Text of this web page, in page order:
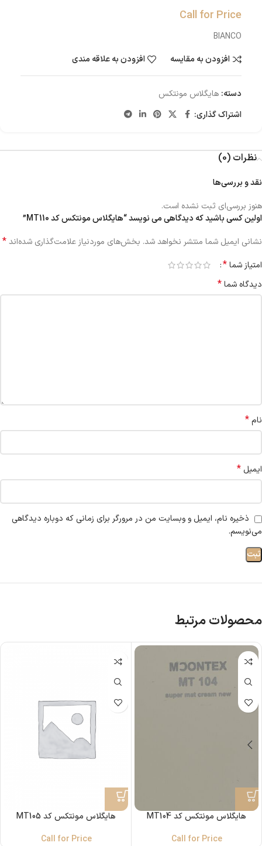
Call for Price
BIANCO
افزودن به مقایسه
افزودن به علاقه مندی
دسته: هایگلاس مونتکس
اشتراک گذاری:
نظرات (0)
نقد و بررسی‌ها
هنوز بررسی‌ای ثبت نشده است.
اولین کسی باشید که دیدگاهی می نویسد “هایگلاس مونتکس کد MT110”
نشانی ایمیل شما منتشر نخواهد شد. بخش‌های موردنیاز علامت‌گذاری شده‌اند*
امتیاز شما*
دیدگاه شما*
نام*
ایمیل *
ذخیره نام، ایمیل و وبسایت من در مرورگر برای زمانی که دوباره دیدگاهی
می‌نویسم.
محصولات مرتبط
هایگلاس مونتکس کد MT104
Call for Price
هایگلاس مونتکس کد MT105
Call for Price